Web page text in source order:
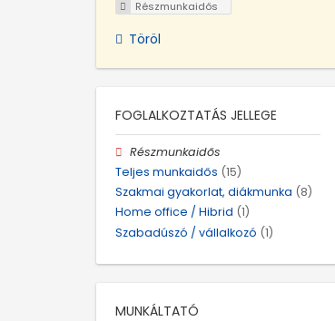
Részmunkaidős
Töröl
FOGLALKOZTATÁS JELLEGE
Részmunkaidős
Teljes munkaidős (15)
Szakmai gyakorlat, diákmunka (8)
Home office / Hibrid (1)
Szabadúszó / vállalkozó (1)
MUNKÁLTATÓ